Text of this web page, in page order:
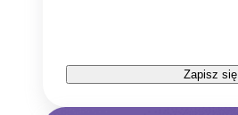
Zapisz się